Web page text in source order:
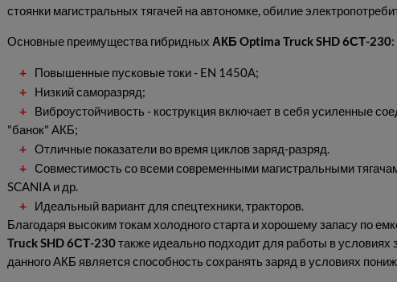
стоянки магистральных тягачей на автономке, обилие
Основные преимущества гибридных АКБOptima Truck SHD 6СТ-230:
Повышенные пусковые токи - EN 1450А;
Низкий саморазряд;
Виброустойчивость - кострукция включает в себя усиленные
"банок" АКБ;
Отличные показатели во время циклов заряд-разряд.
Совместимость со всеми современными магистральными
SCANIA и др.
Идеальный вариант для спецтехники, тракторов.
Благодаря высоким токам холодного старта и хорошему запасу по
Truck SHD 6СТ-230также идеально подходит для работы в
данного АКБ является способность сохранять заряд в условиях